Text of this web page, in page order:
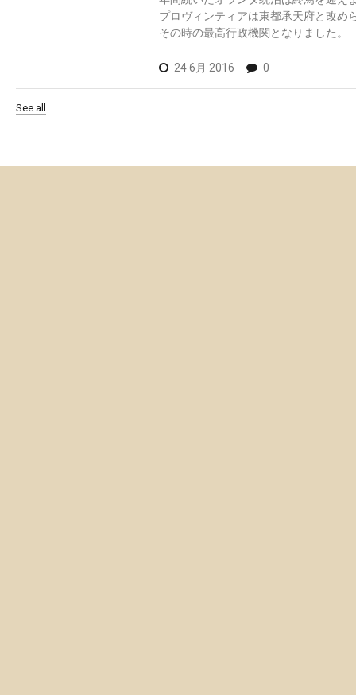
プロヴィンティアは東都承天府と改め
その時の最高行政機関となりました。
24 6月 2016 0
See all